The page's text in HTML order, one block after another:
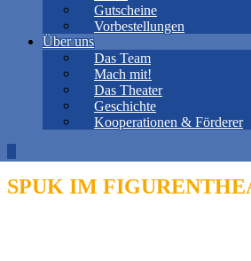
Gutscheine
Vorbestellungen
Über uns
Das Team
Mach mit!
Das Theater
Geschichte
Kooperationen & Förderer
SPUK IM